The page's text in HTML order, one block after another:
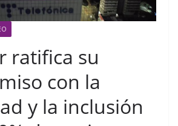
ratifica su
con la
y la inclusión